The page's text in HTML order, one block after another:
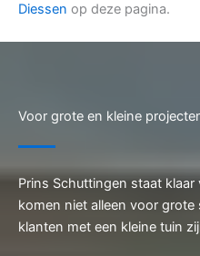
Diessen op deze pagina.
Voor grote en kleine
Prins Schuttingen staat
komen niet alleen voor
klanten met een kleine tuin